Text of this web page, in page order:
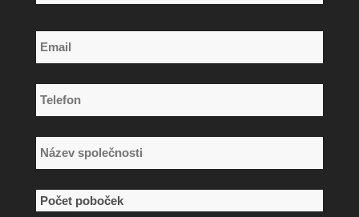
Email
*
Telefon
*
Název
společnosti
*
Počet